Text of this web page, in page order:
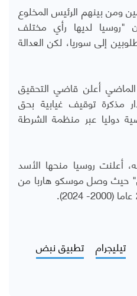
ومن بينهم الرئيس المخلوع
"روسيا لديها رأي مختلف
إلى سوريا، لكن العدالة
أعلن قاضي التحقيق
مذكرة توقيف غيابية بحق
دوليا عبر منظمة الشرطة
أعلنت روسيا منحها الأسد
حيث وصل موسكو هاربا من
تيليجرام تطبيق نبض